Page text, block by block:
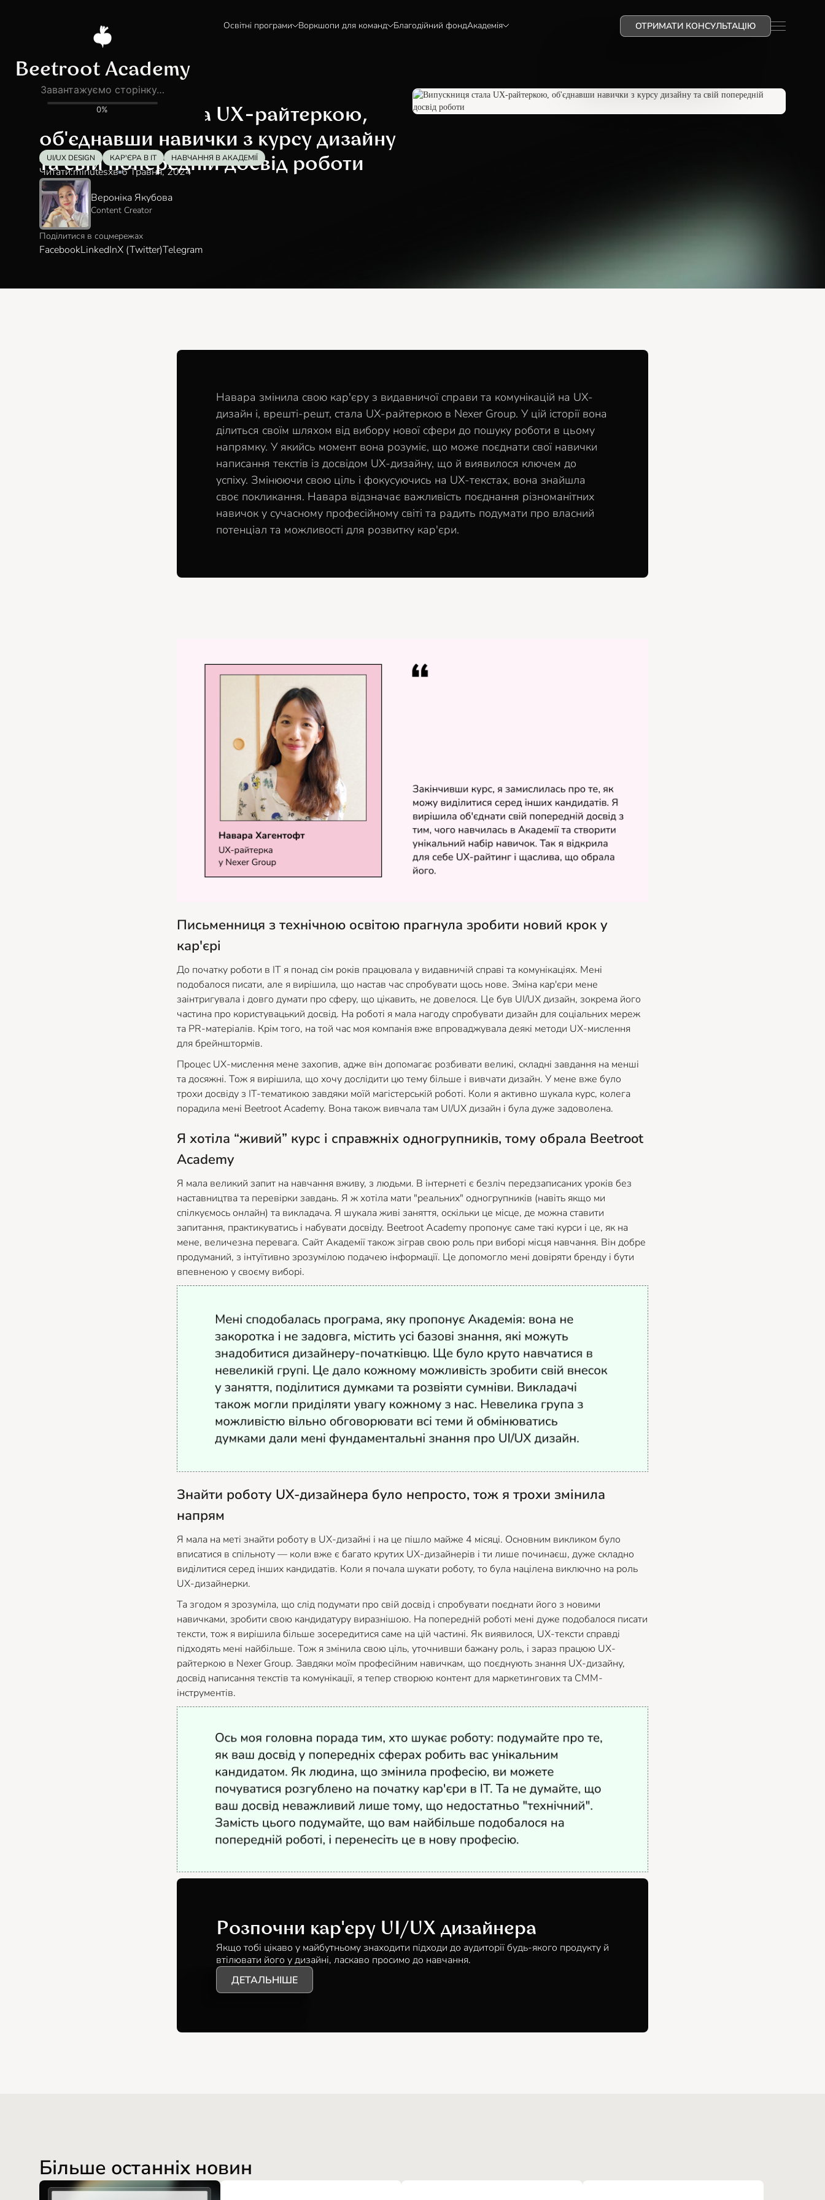
Освітні програми Воркшопи для команд Благодійний фондАкадемія ОТРИМАТИ КОНСУЛЬТАЦІЮ
Блог Історії бурячків
Випускниця стала UX-райтеркою,
об'єднавши навички з курсу дизайну
та свій попередній досвід роботи
UI/UX DESIGN КАР'ЄРА В IT НАВЧАННЯ В АКАДЕМІЇ
Читати:minutesхв 6 Травня, 2024
Вероніка Якубова
Content Creator
Поділитися в соцмережах
FacebookLinkedInX (Twitter)Telegram
Навара змінила свою кар'єру з видавничої справи та комунікацій на UX-
дизайн і, врешті-решт, стала UX-райтеркою в Nexer Group. У цій історії вона
ділиться своїм шляхом від вибору нової сфери до пошуку роботи в цьому
напрямку. У якийсь момент вона розуміє, що може поєднати свої навички
написання текстів із досвідом UX-дизайну, що й виявилося ключем до
успіху. Змінюючи свою ціль і фокусуючись на UX-текстах, вона знайшла
своє покликання. Навара відзначає важливість поєднання різноманітних
навичок у сучасному професійному світі та радить подумати про власний
потенціал та можливості для розвитку кар'єри.
Письменниця з технічною освітою прагнула зробити новий крок у
кар'єрі
До початку роботи в ІТ я понад сім років працювала у видавничій справі та комунікаціях. Мені
подобалося писати, але я вирішила, що настав час спробувати щось нове. Зміна кар'єри мене
заінтригувала і довго думати про сферу, що цікавить, не довелося. Це був UI/UX дизайн, зокрема його
частина про користувацький досвід. На роботі я мала нагоду спробувати дизайн для соціальних мереж
та PR-матеріалів. Крім того, на той час моя компанія вже впроваджувала деякі методи UX-мислення
для брейнштормів.
Процес UX-мислення мене захопив, адже він допомагає розбивати великі, складні завдання на менші
та досяжні. Тож я вирішила, що хочу дослідити цю тему більше і вивчати дизайн. У мене вже було
трохи досвіду з ІТ-тематикою завдяки моїй магістерській роботі. Коли я активно шукала курс, колега
порадила мені Beetroot Academy. Вона також вивчала там UI/UX дизайн і була дуже задоволена.
Я хотіла “живий” курс і справжніх одногрупників, тому обрала Beetroot
Academy
Я мала великий запит на навчання вживу, з людьми. В інтернеті є безліч передзаписаних уроків без
наставництва та перевірки завдань. Я ж хотіла мати "реальних" одногрупників (навіть якщо ми
спілкуємось онлайн) та викладача. Я шукала живі заняття, оскільки це місце, де можна ставити
запитання, практикуватись і набувати досвіду. Beetroot Academy пропонує саме такі курси і це, як на
мене, величезна перевага. Сайт Академії також зіграв свою роль при виборі місця навчання. Він добре
продуманий, з інтуїтивно зрозумілою подачею інформації. Це допомогло мені довіряти бренду і бути
впевненою у своєму виборі.
Знайти роботу UX-дизайнера було непросто, тож я трохи змінила
напрям
Я мала на меті знайти роботу в UX-дизайні і на це пішло майже 4 місяці. Основним викликом було
вписатися в спільноту — коли вже є багато крутих UX-дизайнерів і ти лише починаєш, дуже складно
виділитися серед інших кандидатів. Коли я почала шукати роботу, то була націлена виключно на роль
UX-дизайнерки.
Та згодом я зрозуміла, що слід подумати про свій досвід і спробувати поєднати його з новими
навичками, зробити свою кандидатуру виразнішою. На попередній роботі мені дуже подобалося писати
тексти, тож я вирішила більше зосередитися саме на цій частині. Як виявилося, UX-тексти справді
підходять мені найбільше. Тож я змінила свою ціль, уточнивши бажану роль, і зараз працюю UX-
райтеркою в Nexer Group. Завдяки моїм професійним навичкам, що поєднують знання UX-дизайну,
досвід написання текстів та комунікації, я тепер створюю контент для маркетингових та СММ-
інструментів.
Розпочни кар'єру UI/UX дизайнера
Якщо тобі цікаво у майбутньому знаходити підходи до аудиторії будь-якого продукту й
втілювати його у дизайні, ласкаво просимо до навчання.
ДЕТАЛЬНІШЕ
Більше останніх новин